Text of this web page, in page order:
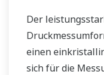
Der
einen
sich für die